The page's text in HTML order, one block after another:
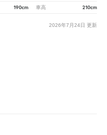
190cm 車高 210cm
2026年7月24日 更新